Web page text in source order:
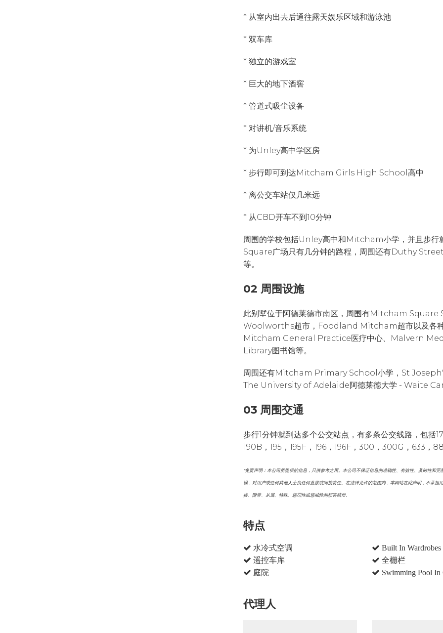
* 从室内出去后通往露天娱乐区域和游泳池
* 双车库
* 独立的游戏室
* 巨大的地下酒窖
* 管道式吸尘设备
* 对讲机/音乐系统
* 为Unley高中学区房
* 步行即可到达Mitcham Girls High School高中
* 离公交车站仅几米远
* 从CBD开车不到10分钟
周围的学校包括Unley高中和Mitcham小学，并且步
Square广场只有几分钟的路程，周围还有Duthy
等。
02 周围设施
此别墅位于阿德莱德市南区，周围有Mitcham
Woolworths超市，Foodland Mitcham超市以及各种
Mitcham General Practice医疗中心、Malvern
Library图书馆等。
周围还有Mitcham Primary School小学，St
The University of Adelaide阿德莱德大学 - Waite
03 周围交通
步行1分钟就到达多个公交站点，有多条公交线路，包
190B，195，195F，196，196F，300，300G，633，
*免责声明：本公司所提供的信息，只供参考之用。本公司不保证信息的准确性、有效性、及时性和
误，对用户或任何其他人士负任何直接或间接责任。在法律允许的范围内，本网站在此声明，不承
接、附带、从属、特殊、惩罚性或惩戒性的损害赔偿。
特点
水冷式空调
Built In Wardrobes
遥控车库
全栅栏
庭院
Swimming Pool In
代理人